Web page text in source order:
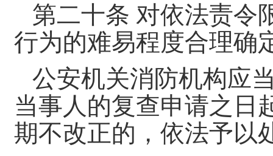
第二十条 对依法责令
行为的难易程度合理确
公安机关消防机构应
当事人的复查申请之日
期不改正的，依法予以